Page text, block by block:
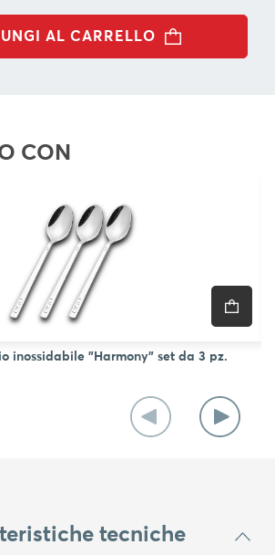
AL CARRELLO
CON
inossidabile "Harmony" set da 3 pz.
tecniche